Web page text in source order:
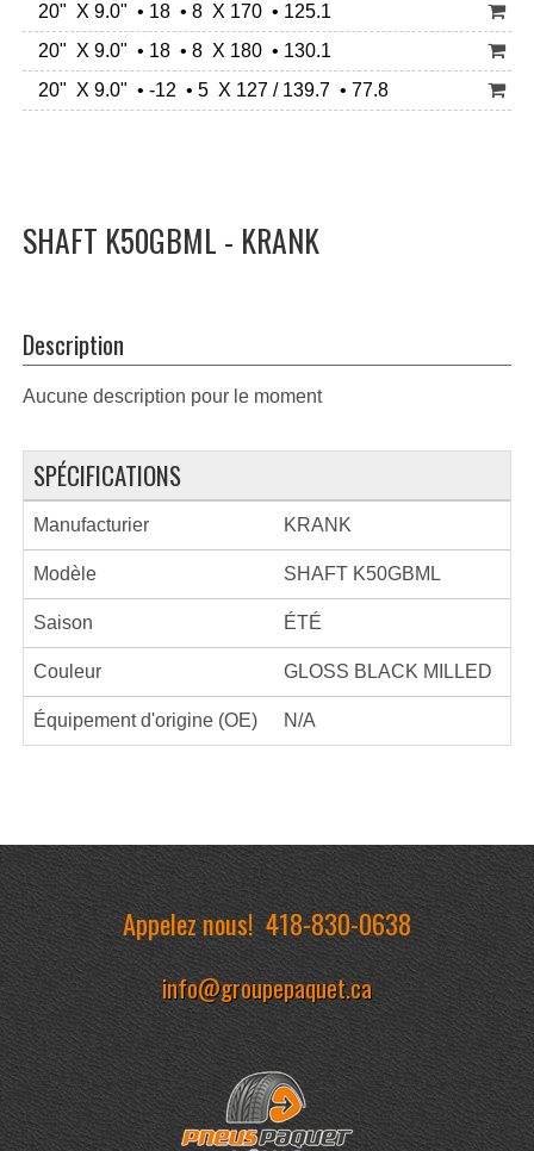
20" X 9.0" • 18 • 8 X 170 • 125.1
20" X 9.0" • 18 • 8 X 180 • 130.1
20" X 9.0" • -12 • 5 X 127 / 139.7 • 77.8
SHAFT K50GBML - KRANK
Description
Aucune description pour le moment
SPÉCIFICATIONS
Manufacturier KRANK
Modèle SHAFT K50GBML
Saison ÉTÉ
Couleur GLOSS BLACK MILLED
Équipement d'origine (OE) N/A
Appelez nous!418-830-0638
info@groupepaquet.ca